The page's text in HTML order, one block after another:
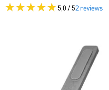
5,0 / 52 reviews